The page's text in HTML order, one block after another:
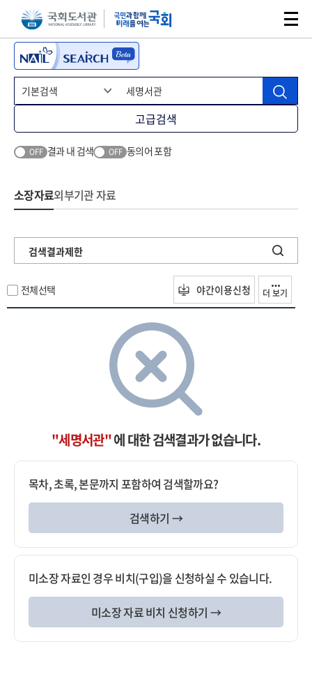
본문 바로가기주메뉴 바로가기
고급검색
OFF 결과 내 검색 OFF 동의어 포함
소장자료외부기관 자료
검색결과제한
전체선택 야간이용신청 더 보기
"세명서관"에 대한 검색결과가 없습니다.
목차, 초록, 본문까지 포함하여 검색할까요?
검색하기 →
미소장 자료인 경우 비치(구입)을 신청하실 수 있습니다.
미소장 자료 비치 신청하기 →